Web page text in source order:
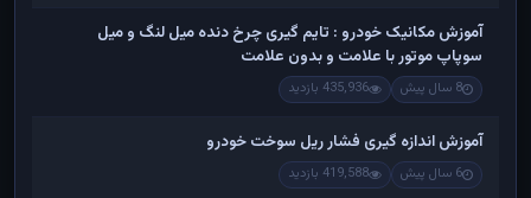
آموزش مکانیک خودرو : تایم گیری چرخ دنده میل لنگ و میل
سوپاپ موتور با علامت و بدون علامت
8 سال پیش 435,936 بازدید
آموزش اندازه گیری فشار ریل سوخت خودرو
6 سال پیش 419,588 بازدید